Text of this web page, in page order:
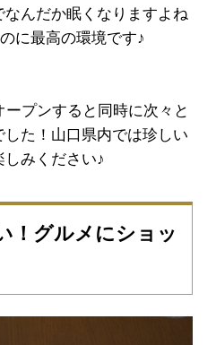
んだか眠くなりますよね
に最高の環境です♪
プンすると同時に次々と
た！山口県内では珍しい
みください♪
！グルメにショッ